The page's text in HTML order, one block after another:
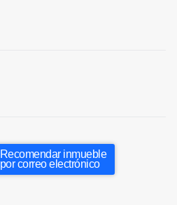
Recomendar inmueble
por correo electrónico